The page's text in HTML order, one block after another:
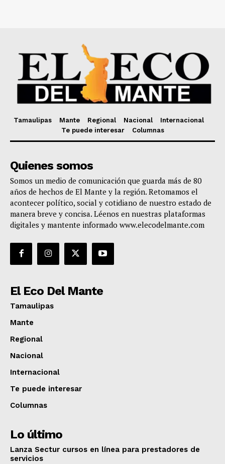
Tamaulipas Mante Regional Nacional
Internacional
Te puede interesar
Columnas
Quienes somos
Somos un medio de comunicación que guarda más de 80
años de hechos de El Mante y la región. Retomamos el
acontecer político, social y cotidiano de nuestro estado de
manera breve y concisa. Léenos en nuestras plataformas
digitales y mantente informado www.elecodelmante.com
El Eco Del Mante
Tamaulipas
Mante
Regional
Nacional
Internacional
Te puede interesar
Columnas
Lo último
Lanza Sectur cursos en línea para prestadores de
servicios